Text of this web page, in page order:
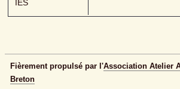
IES
Fièrement propulsé par l'Association Atelier
Breton